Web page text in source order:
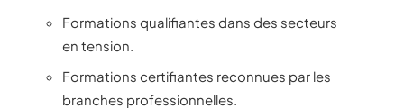
Formations qualifiantes dans des secteurs
en tension.
Formations certifiantes reconnues par les
branches professionnelles.